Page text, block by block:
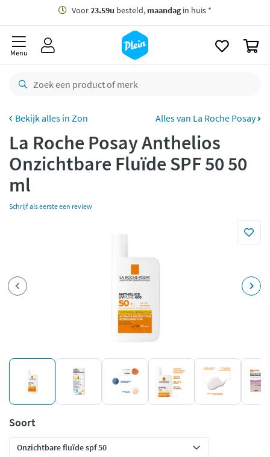
Gratis bezorging vanaf 35,- *
besteld,maandag
retourneren
bezorgd
Betaal met Klarna
Menu
Zon Alles van La Roche Posay
La Roche Posay Anthelios
Onzichtbare Fluïde SPF 50 50
ml
Schrijf als eerste een review
Soort